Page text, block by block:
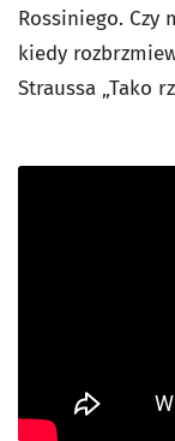
Rossiniego. Czy
kiedy
Straussa „Tako